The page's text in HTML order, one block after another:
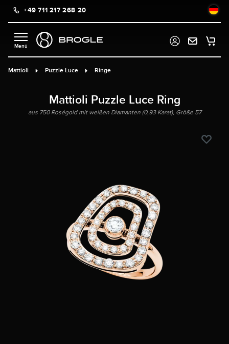
springen
+49 711 217 268 20
Mattioli Puzzle Luce Ringe
Mattioli Puzzle Luce Ring
aus 750 Roségold mit weißen Diamanten (0,93 Karat), Größe 57